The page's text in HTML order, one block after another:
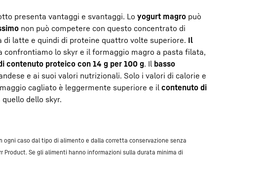
presenta vantaggi e svantaggi. Lo yogurt magro può
non può competere con questo concentrato di
latte e quindi di proteine quattro volte superiore. Il
confrontiamo lo skyr e il formaggio magro a pasta filata,
contenuto proteico con 14 g per 100 g. Il basso
e ai suoi valori nutrizionali. Solo i valori di calorie e
cagliato è leggermente superiore e il contenuto di
quello dello skyr.
caso dal tipo di alimento e dalla corretta conservazione senza
Se gli alimenti hanno informazioni sulla durata minima di